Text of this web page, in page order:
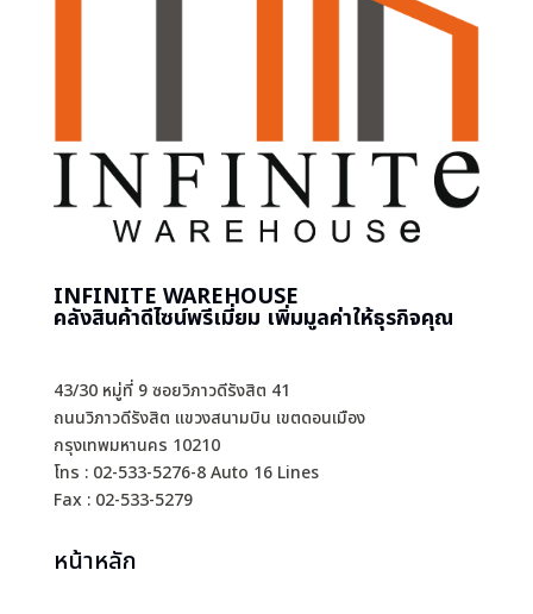
INFINITE WAREHOUSE
คลังสินค้าดีไซน์พรีเมี่ยม เพิ่มมูลค่าให้ธุรกิจคุณ
43/30 หมู่ที่ 9 ซอยวิภาวดีรังสิต 41
ถนนวิภาวดีรังสิต แขวงสนามบิน เขตดอนเมือง
กรุงเทพมหานคร 10210
โทร : 02-533-5276-8 Auto 16 Lines
Fax : 02-533-5279
หน้าหลัก